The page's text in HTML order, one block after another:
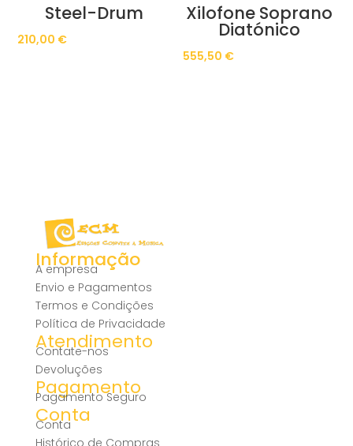
Steel-Drum
210,00 €
Xilofone Soprano
Diatónico
555,50 €
Informação
A empresa
Envio e Pagamentos
Termos e Condições
Política de Privacidade
Atendimento
Contate-nos
Devoluções
Pagamento
Pagamento Seguro
Conta
Conta